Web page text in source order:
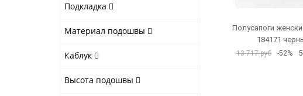
Подкладка
Материал подошвы
Каблук
Высота подошвы
Полусапоги
184171
13 717 руб -52%